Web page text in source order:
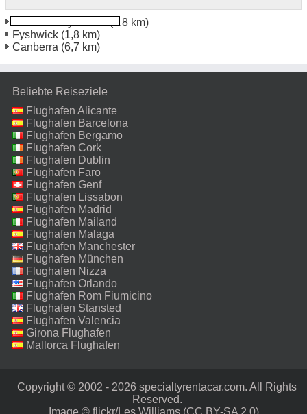
(1,8 km)
Fyshwick (1,8 km)
Canberra (6,7 km)
Beliebte Reiseziele
Flughafen Alicante
Flughafen Barcelona
Flughafen Bergamo
Flughafen Cork
Flughafen Dublin
Flughafen Faro
Flughafen Genf
Flughafen Lissabon
Flughafen Madrid
Flughafen Mailand
Malpensa
Flughafen Malaga
Flughafen Manchester
Flughafen München
Flughafen Nizza
Flughafen Orlando
Flughafen Rom Fiumicino
Flughafen Stansted
Flughafen Valencia
Girona Flughafen
Mallorca Flughafen
Copyright © 2002 - 2026 specialtyrentacar.com. All Rights
Reserved.‎
Image © flickr/Les Williams (CC BY-SA 2.0)‎